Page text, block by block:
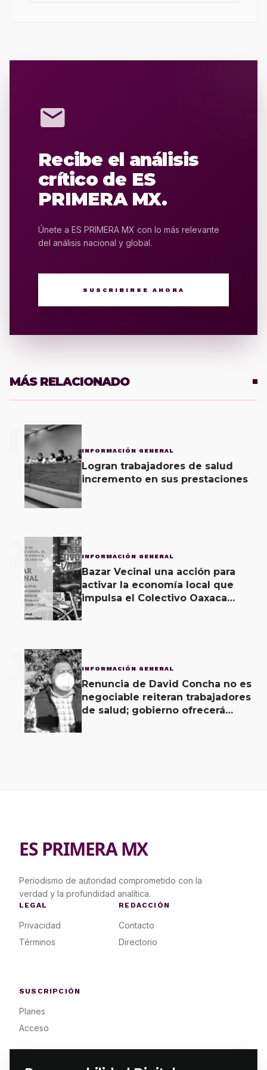
mail
Recibe el análisis
crítico de ES
PRIMERA MX.
Únete a ES PRIMERA MX con lo más relevante
del análisis nacional y global.
SUSCRIBIRSE AHORA
MÁS RELACIONADO
INFORMACIÓN GENERAL
Logran trabajadores de salud
incremento en sus prestaciones
2 INFORMACIÓN GENERAL
Bazar Vecinal una acción para
activar la economía local que
impulsa el Colectivo Oaxaca
3 INFORMACIÓN GENERAL
Renuncia de David Concha no es
negociable reiteran trabajadores
de salud; gobierno ofrecerá
ES PRIMERA MX
Periodismo de autoridad comprometido con la
verdad y la profundidad analítica.
LEGAL
Privacidad
Términos
REDACCIÓN
Contacto
Directorio
SUSCRIPCIÓN
Planes
Acceso